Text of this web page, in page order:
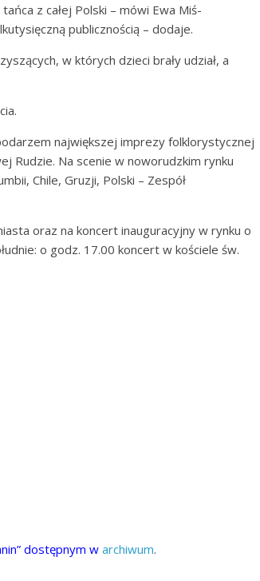
z całej Polski – mówi Ewa Miś-
publicznością – dodaje.
w których dzieci brały udział, a
największej imprezy folklorystycznej
Rudzie. Na scenie w noworudzkim rynku
Chile, Gruzji, Polski – Zespół
oraz na koncert inauguracyjny w rynku o
o godz. 17.00 koncert w kościele św.
dostępnym w archiwum.